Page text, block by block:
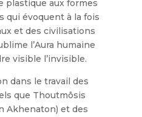
plastique aux formes
qui évoquent à la fois
et des civilisations
l’Aura humaine
visible l’invisible.
dans le travail des
que Thoutmôsis
Akhenaton) et des